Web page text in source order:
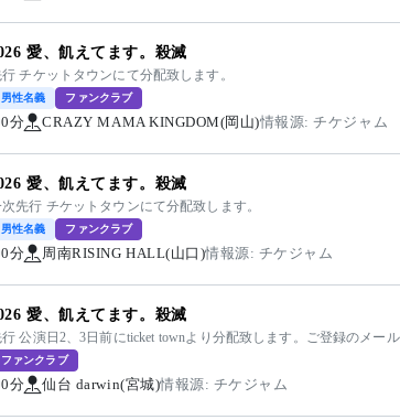
愛、飢えてます。殺滅
チケットタウンにて分配致します。
男性名義 ファンクラブ
分 CRAZY MAMA KINGDOM(岡山)情報源: チケジャム
愛、飢えてます。殺滅
先行 チケットタウンにて分配致します。
男性名義 ファンクラブ
分 周南RISING HALL(山口)情報源: チケジャム
愛、飢えてます。殺滅
公演日2、3日前にticket townより分配致します。ご登録のメー
ファンクラブ
分 仙台 darwin(宮城)情報源: チケジャム